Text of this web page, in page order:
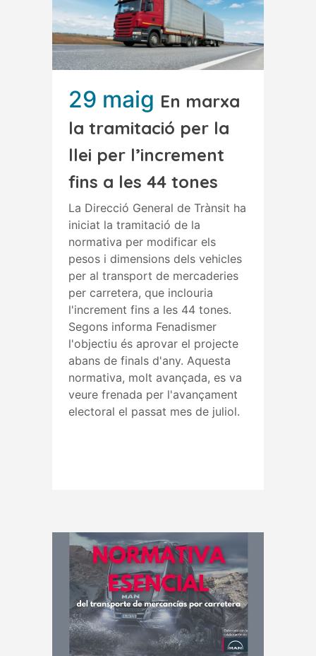
29 maig En marxa
la tramitació per la
llei per l’increment
fins a les 44 tones
La Direcció General de Trànsit ha
iniciat la tramitació de la
normativa per modificar els
pesos i dimensions dels vehicles
per al transport de mercaderies
per carretera, que inclouria
l'increment fins a les 44 tones.
Segons informa Fenadismer
l'objectiu és aprovar el projecte
abans de finals d'any. Aquesta
normativa, molt avançada, es va
veure frenada per l'avançament
electoral el passat mes de juliol.